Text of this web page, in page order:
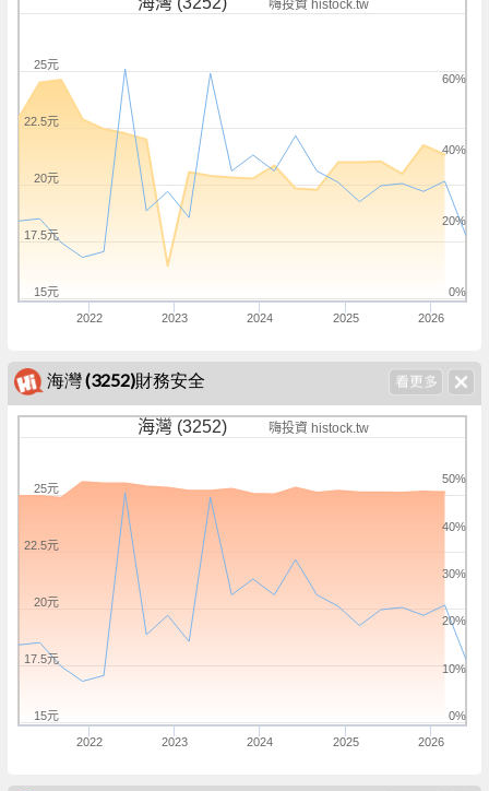
嗨投資 histock.tw
2022 2023 2024 2025 2026
0%
20%
40%
60%
15元
17.5元
20元
22.5元
25元
海灣 (3252)財務安全
海灣 (3252) 嗨投資 histock.tw
2022 2023 2024 2025 2026
0%
10%
20%
30%
40%
50%
15元
17.5元
20元
22.5元
25元